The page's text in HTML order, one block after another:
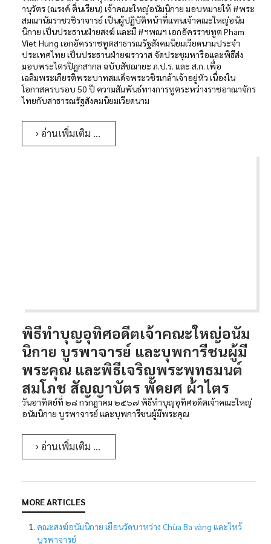
านุวัตร (ณรงค์ ติ่นเรียน) เจ้าคณะใหญ่อนัมนิกาย มอบหมายให้ #พระ
สมณานัมราชวชิราจารย์ เป็นผู้ปฏิบัติหน้าที่แทนเจ้าคณะใหญ่อนัม
นิกาย เป็นประธานฝ่ายสงฆ์ และมี #ฯพณฯ เอกอัครราชทูต Pham
Viet Hung เอกอัครราชทูตสาธารณรัฐสังคมนิยมเวียดนามประจำ
ประเทศไทย เป็นประธานฝ่ายฆราวาส จัดประชุมหารือและพิธีส่ง
มอบพระไตรปิฎกสากล ฉบับสัชฌายะ ภ.ป.ร. และ ส.ก. เพื่อ
เฉลิมพระเกียรติพระบาทสมเด็จพระวชิรเกล้าเจ้าอยู่หัว เนื่องใน
โอกาสครบรอบ 50 ปี ความสัมพันธ์ทางการทูตระหว่างราชอาณาจักร
ไทยกับสาธารณรัฐสังคมนิยมเวียดนาม
อ่านเพิ่มเติม …
พิธีทำบุญอุทิศอดีตเจ้าคณะใหญ่อนัม
นิกาย บูรพาจารย์ และบุพการีชนผู้มี
พระคุณ และพิธีเจริญพระพุทธมนต์
สมโภช สัญญาบัตร พัดยศ ผ้าไตร
วันอาทิตย์ที่ ๒๘ กรกฎาคม ๒๕๖๗ พิธีทำบุญอุทิศอดีตเจ้าคณะใหญ่
อนัมนิกาย บูรพาจารย์ และบุพการีชนผู้มีพระคุณ
อ่านเพิ่มเติม …
คณะสงฆ์อนัมนิกาย เยือนวัดบาหว่าง Chùa Ba vàng และไหว้
บูรพาจารย์